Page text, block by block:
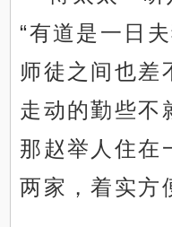
“有道是一日
师徒之间也差
走动的勤些不
那赵举人住在
两家，着实方